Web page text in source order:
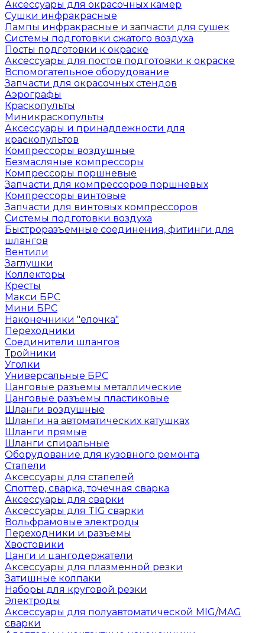
Аксессуары для окрасочных камер
Сушки инфракрасные
Лампы инфракрасные и запчасти для сушек
Системы подготовки сжатого воздуха
Посты подготовки к окраске
Аксессуары для постов подготовки к окраске
Вспомогательное оборудование
Запчасти для окрасочных стендов
Аэрографы
Краскопульты
Миникраскопульты
Аксессуары и принадлежности для
краскопультов
Компрессоры воздушные
Безмасляные компрессоры
Компрессоры поршневые
Запчасти для компрессоров поршневых
Компрессоры винтовые
Запчасти для винтовых компрессоров
Системы подготовки воздуха
Быстроразъемные соединения, фитинги для
шлангов
Вентили
Заглушки
Коллекторы
Кресты
Макси БРС
Мини БРС
Наконечники "елочка"
Переходники
Соединители шлангов
Тройники
Уголки
Универсальные БРС
Цанговые разъемы металлические
Цанговые разъемы пластиковые
Шланги воздушные
Шланги на автоматических катушках
Шланги прямые
Шланги спиральные
Оборудование для кузовного ремонта
Стапели
Аксессуары для стапелей
Споттер, сварка, точечная сварка
Аксессуары для сварки
Аксессуары для TIG сварки
Вольфрамовые электроды
Переходники и разъемы
Хвостовики
Цанги и цангодержатели
Аксессуары для плазменной резки
Затишные колпаки
Наборы для круговой резки
Электроды
Аксессуары для полуавтоматической MIG/MAG
сварки